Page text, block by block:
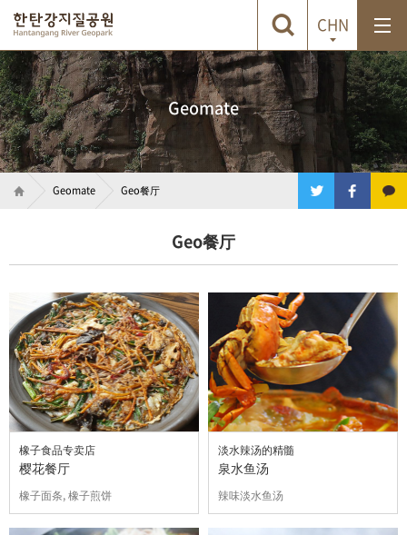
CHN
Geomate
Geomate Geo餐厅
Geo餐厅
橡子食品专卖店
樱花餐厅
橡子面条, 橡子煎饼
淡水辣汤的精髓
泉水鱼汤
辣味淡水鱼汤